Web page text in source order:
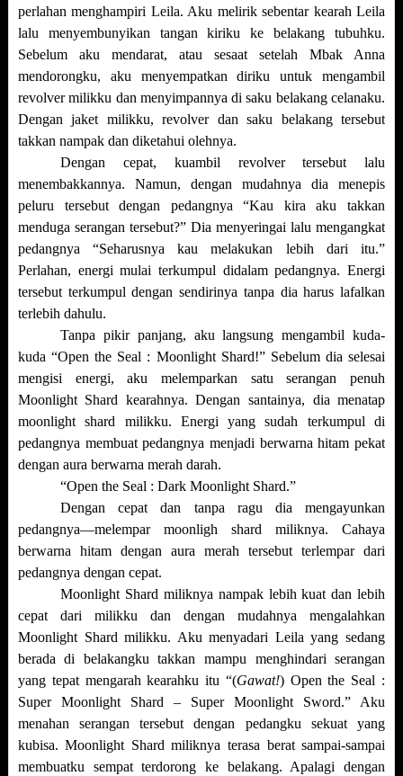
perlahan menghampiri Leila. Aku melirik sebentar kearah Leila
lalu menyembunyikan tangan kiriku ke belakang tubuhku.
Sebelum aku mendarat, atau sesaat setelah Mbak Anna
mendorongku, aku menyempatkan diriku untuk mengambil
revolver milikku dan menyimpannya di saku belakang celanaku.
Dengan jaket milikku, revolver dan saku belakang tersebut
takkan nampak dan diketahui olehnya.
Dengan cepat, kuambil revolver tersebut lalu
menembakkannya. Namun, dengan mudahnya dia menepis
peluru tersebut dengan pedangnya “Kau kira aku takkan
menduga serangan tersebut?” Dia menyeringai lalu mengangkat
pedangnya “Seharusnya kau melakukan lebih dari itu.”
Perlahan, energi mulai terkumpul didalam pedangnya. Energi
tersebut terkumpul dengan sendirinya tanpa dia harus lafalkan
terlebih dahulu.
Tanpa pikir panjang, aku langsung mengambil kuda-
kuda “Open the Seal : Moonlight Shard!” Sebelum dia selesai
mengisi energi, aku melemparkan satu serangan penuh
Moonlight Shard kearahnya. Dengan santainya, dia menatap
moonlight shard milikku. Energi yang sudah terkumpul di
pedangnya membuat pedangnya menjadi berwarna hitam pekat
dengan aura berwarna merah darah.
“Open the Seal : Dark Moonlight Shard.”
Dengan cepat dan tanpa ragu dia mengayunkan
pedangnya—melempar moonligh shard miliknya. Cahaya
berwarna hitam dengan aura merah tersebut terlempar dari
pedangnya dengan cepat.
Moonlight Shard miliknya nampak lebih kuat dan lebih
cepat dari milikku dan dengan mudahnya mengalahkan
Moonlight Shard milikku. Aku menyadari Leila yang sedang
berada di belakangku takkan mampu menghindari serangan
yang tepat mengarah kearahku itu “(Gawat!) Open the Seal :
Super Moonlight Shard – Super Moonlight Sword.” Aku
menahan serangan tersebut dengan pedangku sekuat yang
kubisa. Moonlight Shard miliknya terasa berat sampai-sampai
membuatku sempat terdorong ke belakang. Apalagi dengan